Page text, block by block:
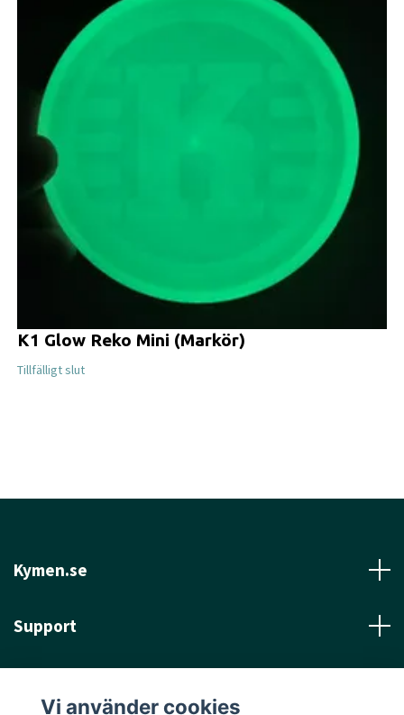
K1 Glow Reko Mini (Markör)
Tillfälligt slut
Kymen.se
Support
Vi använder cookies